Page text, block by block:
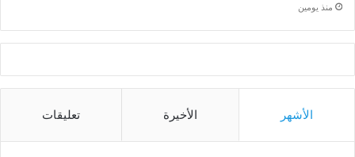
منذ يومين
الأشهر الأخيرة تعليقات